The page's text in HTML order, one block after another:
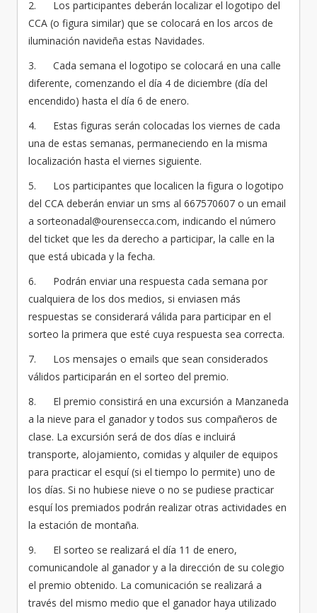
2. Los participantes deberán localizar el logotipo del
CCA (o figura similar) que se colocará en los arcos de
iluminación navideña estas Navidades.
3. Cada semana el logotipo se colocará en una calle
diferente, comenzando el día 4 de diciembre (día del
encendido) hasta el día 6 de enero.
4. Estas figuras serán colocadas los viernes de cada
una de estas semanas, permaneciendo en la misma
localización hasta el viernes siguiente.
5. Los participantes que localicen la figura o logotipo
del CCA deberán enviar un sms al 667570607 o un email
a sorteonadal@ourensecca.com, indicando el número
del ticket que les da derecho a participar, la calle en la
que está ubicada y la fecha.
6. Podrán enviar una respuesta cada semana por
cualquiera de los dos medios, si enviasen más
respuestas se considerará válida para participar en el
sorteo la primera que esté cuya respuesta sea correcta.
7. Los mensajes o emails que sean considerados
válidos participarán en el sorteo del premio.
8. El premio consistirá en una excursión a Manzaneda
a la nieve para el ganador y todos sus compañeros de
clase. La excursión será de dos días e incluirá
transporte, alojamiento, comidas y alquiler de equipos
para practicar el esquí (si el tiempo lo permite) uno de
los días. Si no hubiese nieve o no se pudiese practicar
esquí los premiados podrán realizar otras actividades en
la estación de montaña.
9. El sorteo se realizará el día 11 de enero,
comunicandole al ganador y a la dirección de su colegio
el premio obtenido. La comunicación se realizará a
través del mismo medio que el ganador haya utilizado